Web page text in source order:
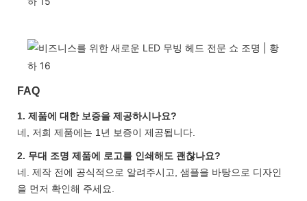
FAQ
1. 제품에 대한 보증을 제공하시나요?
네, 저희 제품에는 1년 보증이 제공됩니다.
2. 무대 조명 제품에 로고를 인쇄해도 괜찮나요?
네. 제작 전에 공식적으로 알려주시고, 샘플을 바탕으로 디자인
을 먼저 확인해 주세요.